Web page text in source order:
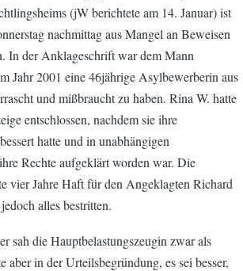
(jW berichtete am 14. Januar) ist
nachmittag aus Mangel an Beweisen
In der Anklageschrift war dem Mann
Jahr 2001 eine 46jährige Asylbewerberin aus
und mißbraucht zu haben. Rina W. hatte
entschlossen, nachdem sie ihre
hatte und in unabhängigen
Rechte aufgeklärt worden war. Die
vier Jahre Haft für den Angeklagten Richard
alles bestritten.
sah die Hauptbelastungszeugin zwar als
aber in der Urteilsbegründung, es sei besser,